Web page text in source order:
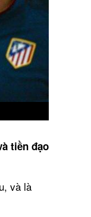
tiền đạo
và là